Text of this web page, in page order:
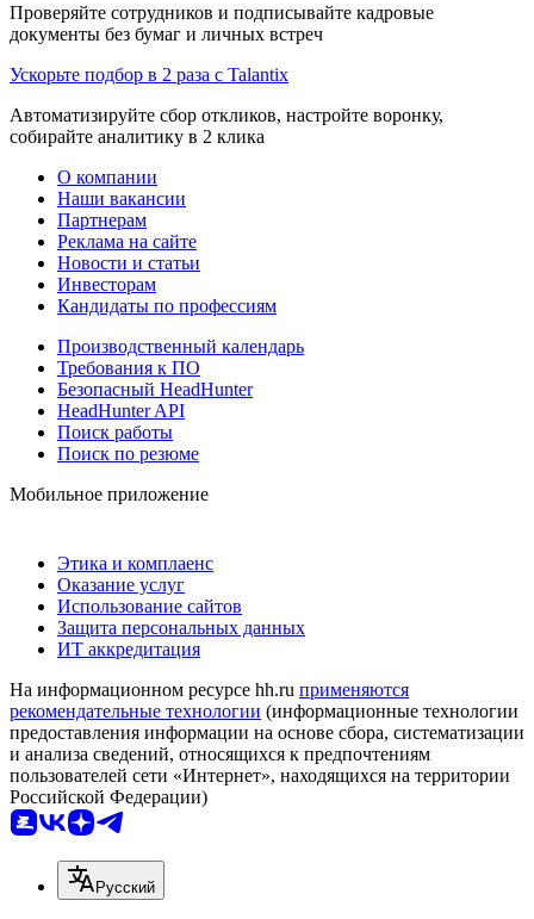
Проверяйте сотрудников и подписывайте кадровые
документы без бумаг и личных встреч
Ускорьте подбор в 2 раза с Talantix
Автоматизируйте сбор откликов, настройте воронку,
собирайте аналитику в 2 клика
О компании
Наши вакансии
Партнерам
Реклама на сайте
Новости и статьи
Инвесторам
Кандидаты по профессиям
Производственный календарь
Требования к ПО
Безопасный HeadHunter
HeadHunter API
Поиск работы
Поиск по резюме
Мобильное приложение
Этика и комплаенс
Оказание услуг
Использование сайтов
Защита персональных данных
ИТ аккредитация
На информационном ресурсе hh.ru применяются
рекомендательные технологии (информационные технологии
предоставления информации на основе сбора, систематизации
и анализа сведений, относящихся к предпочтениям
пользователей сети «Интернет», находящихся на территории
Российской Федерации)
Русский